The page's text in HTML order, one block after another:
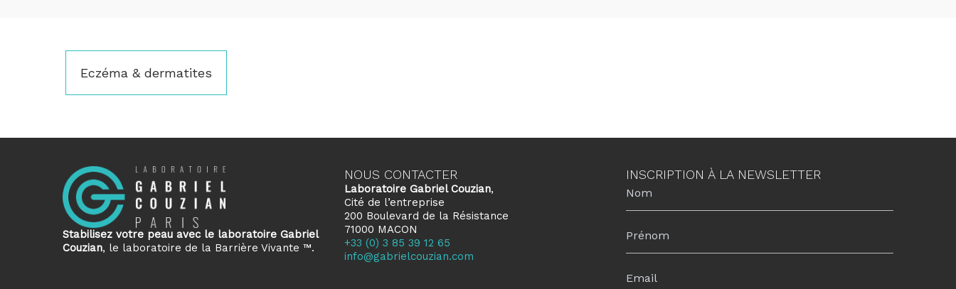
Eczéma & dermatites
Stabilisez votre peau avec le laboratoire Gabriel
Couzian, le laboratoire de la Barrière Vivante ™.
NOUS CONTACTER
Laboratoire Gabriel Couzian,
Cité de l’entreprise
200 Boulevard de la Résistance
71000 MACON
+33 (0) 3 85 39 12 65
info@gabrielcouzian.com
INSCRIPTION À LA NEWSLETTER